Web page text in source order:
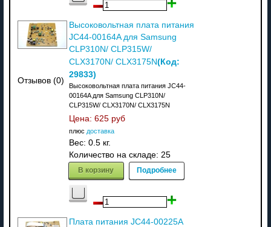
Отзывов (0)
Высоковольтная плата питания
JC44-00164A для Samsung
CLP310N/ CLP315W/
CLX3170N/ CLX3175N(Код:
29833)
Высоковольтная плата питания JC44-
00164A для Samsung CLP310N/
CLP315W/ CLX3170N/ CLX3175N
Цена: 625 руб
плюс доставка
Вес: 0.5 кг.
Количество на складе: 25
В корзину Подробнее
Плата питания JC44-00225A